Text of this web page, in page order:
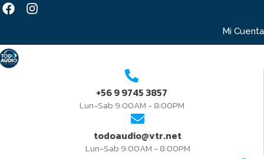
Mi Cuenta
+56 9 9745 3857
Lun-Sab 9:00AM - 8:00PM
todoaudio@vtr.net
Lun-Sab 9:00AM - 8:00PM